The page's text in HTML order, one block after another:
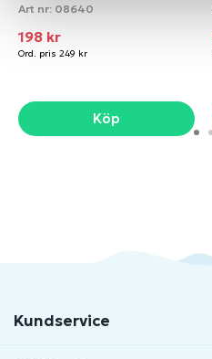
Art nr: 08640
198 kr
Ord. pris 249 kr
Köp
Kundservice